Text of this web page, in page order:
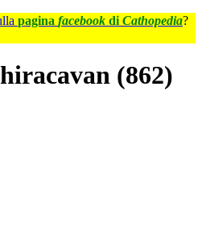
pagina facebook di Cathopedia?
(862)